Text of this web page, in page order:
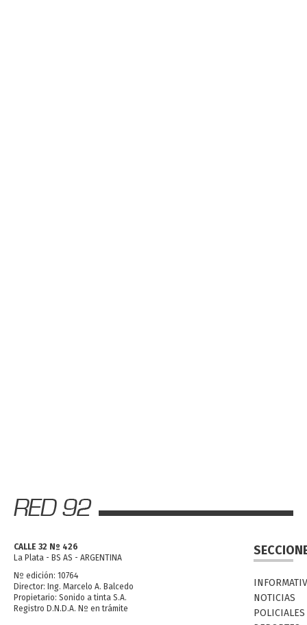
CALLE 32 Nº 426
La Plata - BS AS - ARGENTINA
Nº edición: 10764
Director: Ing. Marcelo A. Balcedo
Propietario: Sonido a tinta S.A.
Registro D.N.D.A. Nº en trámite
NOTICIAS
POLICIALES